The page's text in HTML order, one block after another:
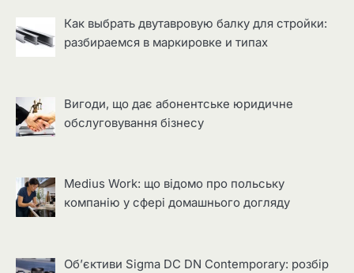
Как выбрать двутавровую балку для стройки:
разбираемся в маркировке и типах
Вигоди, що дає абонентське юридичне
обслуговування бізнесу
Medius Work: що відомо про польську
компанію у сфері домашнього догляду
Об’єктиви Sigma DC DN Contemporary: розбір